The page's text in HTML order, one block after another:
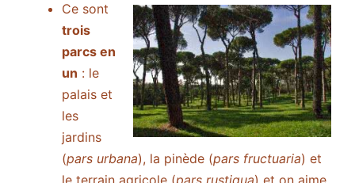
Ce sont
trois
parcs en
un : le
palais et
les
jardins
(pars urbana), la pinède (pars fructuaria) et